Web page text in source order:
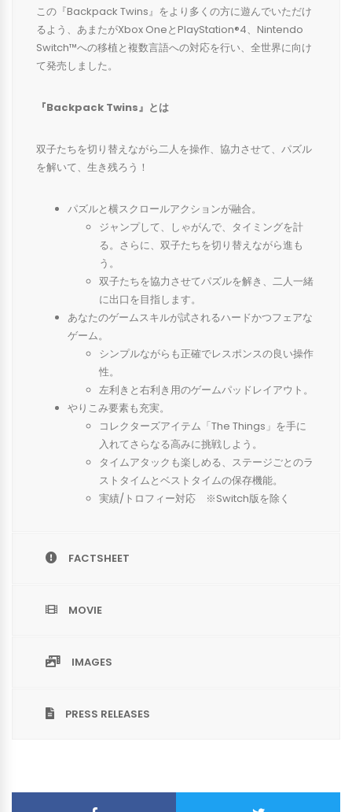
この『Backpack Twins』をより多くの方に遊んでいただけ
るよう、あまたがXbox OneとPlayStation®4、Nintendo
Switch™への移植と複数言語への対応を行い、全世界に向け
て発売しました。
『Backpack Twins』とは
双子たちを切り替えながら二人を操作、協力させて、パズル
を解いて、生き残ろう！
パズルと横スクロールアクションが融合。
ジャンプして、しゃがんで、タイミングを計
る。さらに、双子たちを切り替えながら進も
う。
双子たちを協力させてパズルを解き、二人一緒
に出口を目指します。
あなたのゲームスキルが試されるハードかつフェアな
ゲーム。
シンプルながらも正確でレスポンスの良い操作
性。
左利きと右利き用のゲームパッドレイアウト。
やりこみ要素も充実。
コレクターズアイテム「The Things」を手に
入れてさらなる高みに挑戦しよう。
タイムアタックも楽しめる、ステージごとのラ
ストタイムとベストタイムの保存機能。
実績/トロフィー対応 ※Switch版を除く
FACTSHEET
MOVIE
IMAGES
PRESS RELEASES